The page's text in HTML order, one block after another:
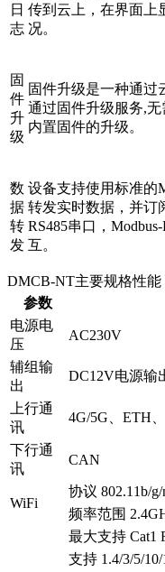
日
志
传到云上，在界面上
况。
固
件
升
级
固件升级是一种通过
通过固件升级服务,
内置固件的升级。
数
据
转
发
设备支持使用标准的
转发实时数据，并订
RS485串口，
互。
DMCB-NT主要规格性能
参数
电源电
压
AC230V
辅组输
出
DC12V电源输
上行通
讯
4G/5G、ETH
下行通
讯
CAN
WiFi
协议 802.11b/g/
频率范围
最大支持 Cat1
支持 1.4/3/5/